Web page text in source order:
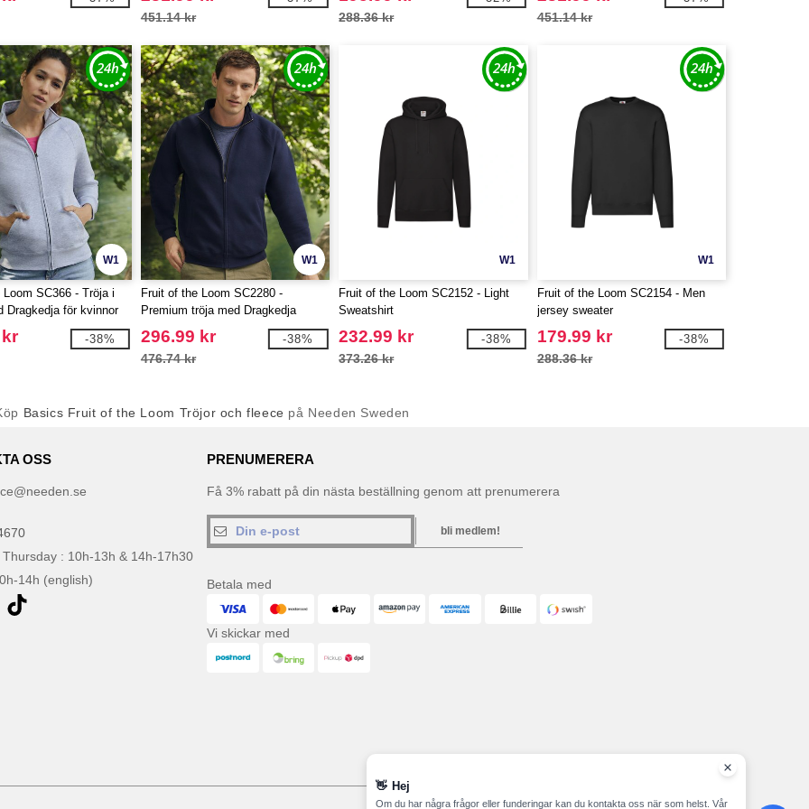
451.14 kr 288.36 kr 451.14 kr
W1
Loom SC366 - Tröja i
Dragkedja för kvinnor
-38%
W1
Fruit of the Loom SC2280 -
Premium tröja med Dragkedja
296.99 kr
476.74 kr
-38%
W1
Fruit of the Loom SC2152 - Light
Sweatshirt
232.99 kr
373.26 kr
-38%
W1
Fruit of the Loom SC2154 - Men
jersey sweater
179.99 kr
288.36 kr
-38%
Basics Fruit of the Loom Tröjor och fleece på Needen Sweden
OSS
: 10h-13h & 14h-17h30
14h (english)
PRENUMERERA
Få 3% rabatt på din nästa beställning genom att prenumerera
bli medlem!
Betala med
Vi skickar med
👋 Hej
Om du har några frågor eller funderingar kan du kontakta oss när som helst. Vår